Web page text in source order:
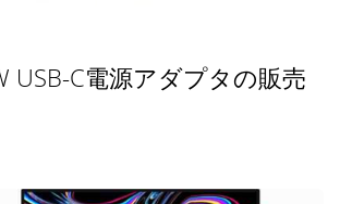
USB-C電源アダプタの販売